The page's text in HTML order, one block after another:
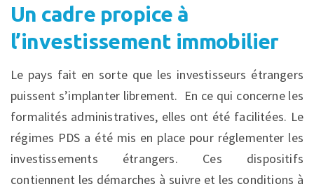
Un cadre propice à
l’investissement immobilier
Le pays fait en sorte que les investisseurs étrangers
puissent s’implanter librement. En ce qui concerne les
formalités administratives, elles ont été facilitées. Le
régimes PDS a été mis en place pour réglementer les
investissements étrangers. Ces dispositifs
contiennent les démarches à suivre et les conditions à